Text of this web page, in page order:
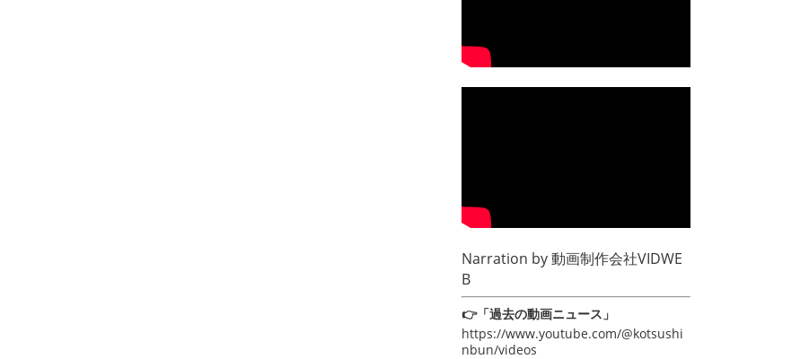
Narration by動画制作会社VIDWE
B
👉「過去の動画ニュース」
https://www.youtube.com/@kotsushi
nbun/videos